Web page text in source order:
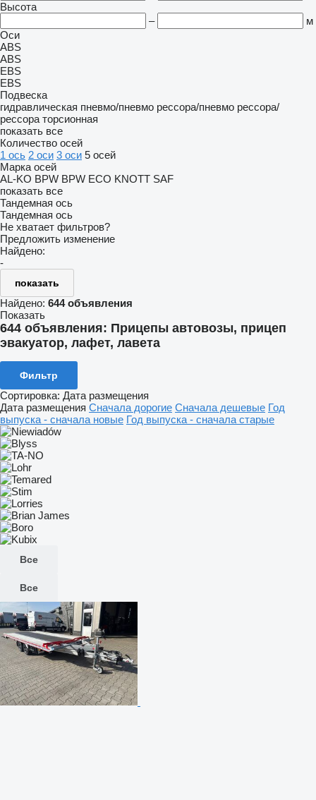
Высота
–
м
Оси
ABS
ABS
EBS
EBS
Подвеска
гидравлическая пневмо/пневмо рессора/пневмо рессора/
рессора торсионная
показать все
Количество осей
1 ось 2 оси 3 оси 5 осей
Марка осей
AL-KO BPW BPW ECO KNOTT SAF
показать все
Тандемная ось
Тандемная ось
Не хватает фильтров?
Предложить изменение
Найдено:
-
показать
Найдено: 644 объявления
Показать
644 объявления: Прицепы автовозы, прицеп
эвакуатор, лафет, лавета
Фильтр
Сортировка: Дата размещения
Дата размещения Сначала дорогие Сначала дешевые Год
выпуска - сначала новые Год выпуска - сначала старые
Все
Все